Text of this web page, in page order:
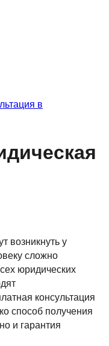
в
возникнуть у
сложно
юридических
консультация
способ получения
и гарантия